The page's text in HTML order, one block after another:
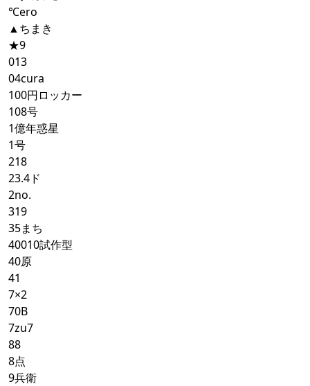
℃ero
▲ちまき
★9
013
04cura
100円ロッカー
108号
1億年惑星
1号
218
23.4ド
2no.
319
35まち
40010試作型
40原
41
7×2
70B
7zu7
88
8点
9兵衛